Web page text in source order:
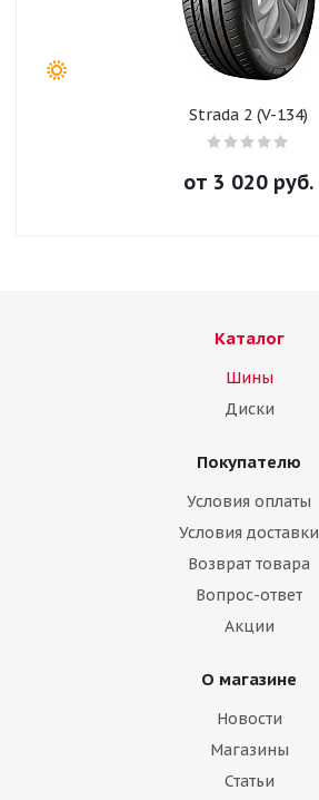
Strada 2 (V-134)
от 3 020руб.
Каталог
Шины
Диски
Покупателю
Условия оплаты
Условия доставки
Возврат товара
Вопрос-ответ
Акции
О магазине
Новости
Магазины
Статьи